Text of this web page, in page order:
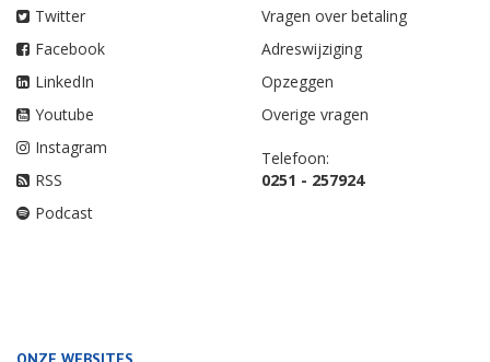
Twitter
Facebook
LinkedIn
Youtube
Instagram
RSS
Podcast
Vragen over betaling
Adreswijziging
Opzeggen
Overige vragen
Telefoon:
0251 - 257924